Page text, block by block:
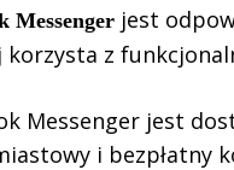
Messenger jest
korzysta z
Messenger jest
i bezpłatny